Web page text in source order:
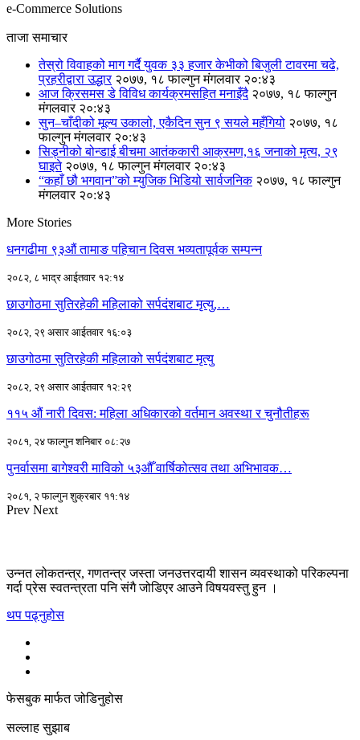
e-Commerce Solutions
ताजा समाचार
तेस्रो विवाहको माग गर्दै युवक ३३ हजार केभीको बिजुली टावरमा चढे,
प्रहरीद्वारा उद्धार २०७७, १८ फाल्गुन मंगलवार २०:४३
आज क्रिसमस डे विविध कार्यक्रमसहित मनाइँदै २०७७, १८ फाल्गुन
मंगलवार २०:४३
सुन–चाँदीको मूल्य उकालो, एकैदिन सुन ९ सयले महँगियो २०७७, १८
फाल्गुन मंगलवार २०:४३
सिड्नीको बोन्डाई बीचमा आतंककारी आक्रमण,१६ जनाको मृत्य, २९
घाइते २०७७, १८ फाल्गुन मंगलवार २०:४३
“कहाँ छौ भगवान”को म्युजिक भिडियो सार्वजनिक २०७७, १८ फाल्गुन
मंगलवार २०:४३
More Stories
धनगढीमा ९३औं तामाङ पहिचान दिवस भव्यतापूर्वक सम्पन्न
२०८२, ८ भाद्र आईतवार १२:१४
छाउगोठमा सुतिरहेकी महिलाको सर्पदंशबाट मृत्यु,…
२०८२, २९ असार आईतवार १६:०३
छाउगोठमा सुतिरहेकी महिलाको सर्पदंशबाट मृत्यु
२०८२, २९ असार आईतवार १२:२९
११५ औं नारी दिवस: महिला अधिकारको वर्तमान अवस्था र चुनौतीहरू
२०८१, २४ फाल्गुन शनिबार ०८:२७
पुनर्वासमा बागेश्वरी माविको ५३औँ वार्षिकोत्सव तथा अभिभावक…
२०८१, २ फाल्गुन शुक्रबार ११:१४
Prev Next
उन्नत लोकतन्त्र, गणतन्त्र जस्ता जनउत्तरदायी शासन व्यवस्थाको परिकल्पना
गर्दा प्रेस स्वतन्त्रता पनि संगै जोडिएर आउने विषयवस्तु हुन ।
थप पढ्नुहोस
फेसबुक मार्फत जोडिनुहोस
सल्लाह सुझाब